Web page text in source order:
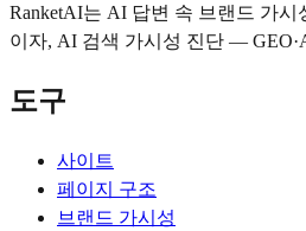
RanketAI는 AI 답변 속 브랜드 가시
이자, AI 검색 가시성 진단 —
도구
사이트
페이지 구조
브랜드 가시성